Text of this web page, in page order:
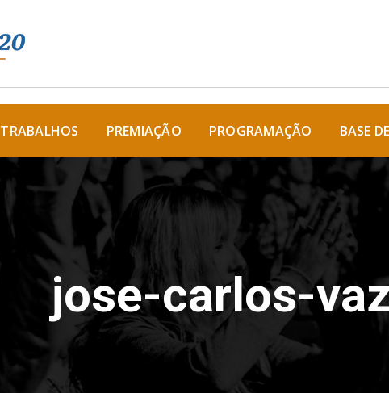
TRABALHOS PREMIAÇÃO PROGRAMAÇÃO BASE
jose-carlos-